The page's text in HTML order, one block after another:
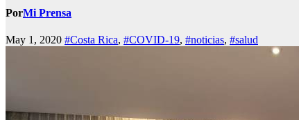
PorMi Prensa
May 1, 2020 #Costa Rica, #COVID-19, #noticias, #salud